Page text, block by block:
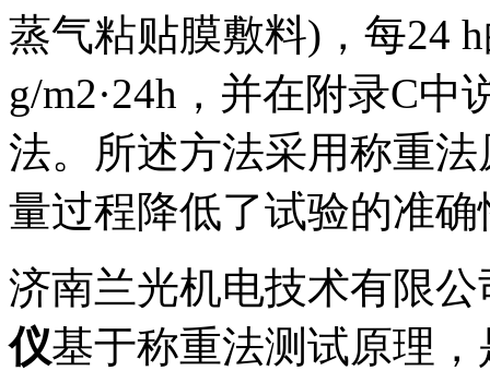
蒸气粘贴膜敷料)，每24
g/m2·24h，并在附录C
法。所述方法采用称重
量过程降低了试验的准确
济南兰光机电技术有限公
仪基于称重法测试原理